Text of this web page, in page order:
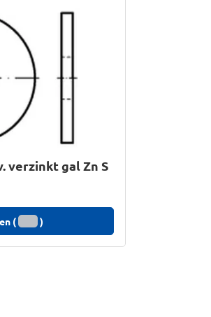
verzinkt gal Zn S
( )